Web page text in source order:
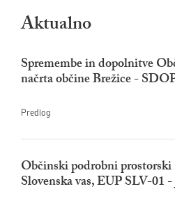
Aktualno
Spremembe in dopolnitve
načrta občine Brežice -
Predlog
Občinski podrobni
Slovenska vas, EUP SLV-01